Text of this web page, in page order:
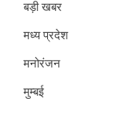
बड़ी खबर
मध्य प्रदेश
मनोरंजन
मुम्बई